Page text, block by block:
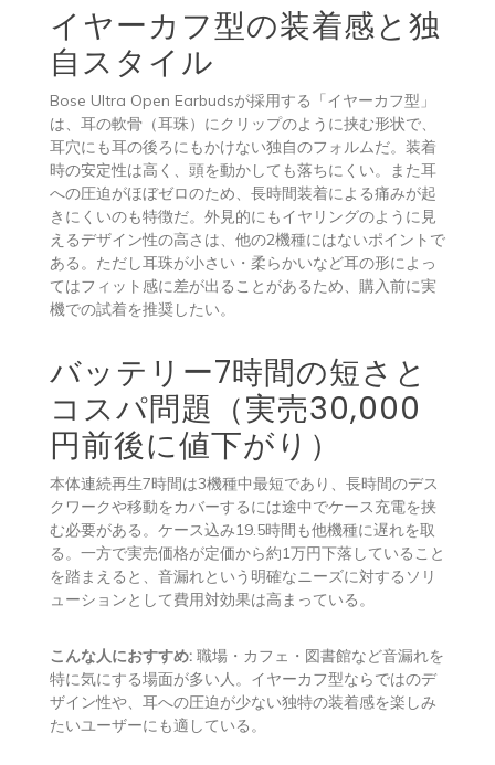
イヤーカフ型の装着感と独
自スタイル
Bose Ultra Open Earbudsが採用する「イヤーカフ型」
は、耳の軟骨（耳珠）にクリップのように挟む形状で、
耳穴にも耳の後ろにもかけない独自のフォルムだ。装着
時の安定性は高く、頭を動かしても落ちにくい。また耳
への圧迫がほぼゼロのため、長時間装着による痛みが起
きにくいのも特徴だ。外見的にもイヤリングのように見
えるデザイン性の高さは、他の2機種にはないポイントで
ある。ただし耳珠が小さい・柔らかいなど耳の形によっ
てはフィット感に差が出ることがあるため、購入前に実
機での試着を推奨したい。
バッテリー7時間の短さと
コスパ問題（実売30,000
円前後に値下がり）
本体連続再生7時間は3機種中最短であり、長時間のデス
クワークや移動をカバーするには途中でケース充電を挟
む必要がある。ケース込み19.5時間も他機種に遅れを取
る。一方で実売価格が定価から約1万円下落していること
を踏まえると、音漏れという明確なニーズに対するソリ
ューションとして費用対効果は高まっている。
こんな人におすすめ:職場・カフェ・図書館など音漏れを
特に気にする場面が多い人。イヤーカフ型ならではのデ
ザイン性や、耳への圧迫が少ない独特の装着感を楽しみ
たいユーザーにも適している。